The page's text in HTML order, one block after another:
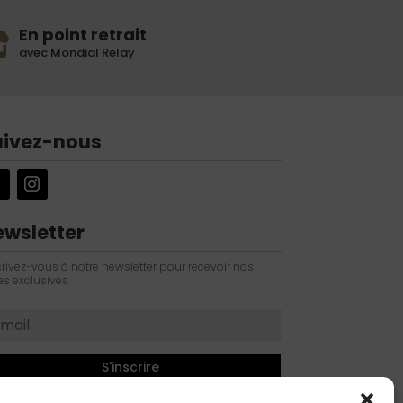
En point retrait
avec Mondial Relay
nous
vous à notre newsletter pour recevoir nos
exclusives.
S'inscrire